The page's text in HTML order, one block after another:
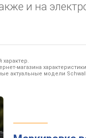
и на
магазина
актуальные модели